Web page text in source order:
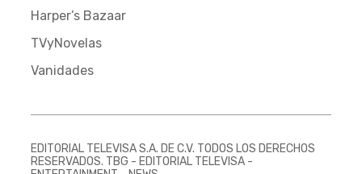
Harper’s Bazaar
TVyNovelas
Vanidades
EDITORIAL TELEVISA S.A. DE C.V. TODOS LOS DERECHOS
RESERVADOS. TBG - EDITORIAL TELEVISA -